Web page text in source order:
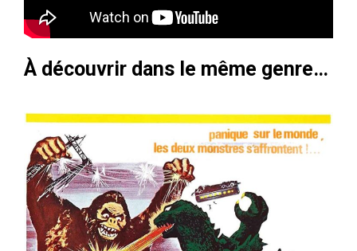
À découvrir dans le même genre…